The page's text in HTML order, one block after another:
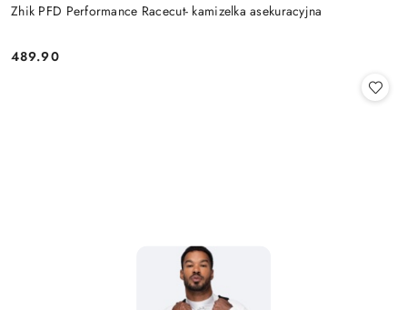
Zhik PFD Performance Racecut- kamizelka asekuracyjna
Cena:
489.90